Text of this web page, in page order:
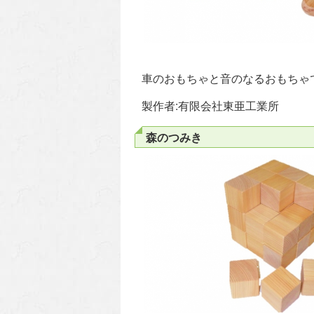
車のおもちゃと音のなるおもちゃ
製作者:有限会社東亜工業所
森のつみき